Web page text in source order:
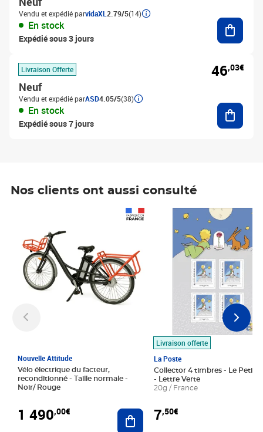
Vendu et expédié parvidaXL 2.79/5(14)
En stock
Expédié sous 3 jours
Livraison Offerte
Neuf
Vendu et expédié parASD4.05/5(38)
En stock
Expédié sous 7 jours
46,03€
Nos clients ont aussi consulté
Nouvelle Attitude
Vélo électrique du facteur,
reconditionné - Taille normale -
Noir/ Rouge
1 490,00€ Ajouter au panier
Livraison offerte
La Poste
Collector 4 timbres - Le Petit
- Lettre Verte
20g / France
7,50€
Prix 7,50€